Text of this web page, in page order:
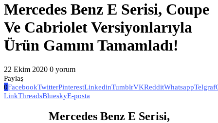
Mercedes Benz E Serisi, Coupe
Ve Cabriolet Versiyonlarıyla
Ürün Gamını Tamamladı!
22 Ekim 2020 0 yorum
Paylaş
0FacebookTwitterPinterestLinkedinTumblrVKRedditWhatsappTelgraf
LinkThreadsBlueskyE-posta
Mercedes Benz E Serisi,